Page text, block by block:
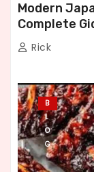
Modern
Complete
Dineren
Rick
B
L
O
G